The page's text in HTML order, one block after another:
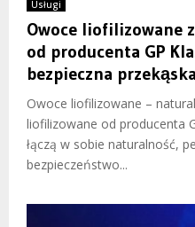
Usługi
Owoce liofilizowane
od producenta GP
bezpieczna przekąska
Owoce liofilizowane –
liofilizowane od producenta
łączą w sobie naturalność,
bezpieczeństwo...